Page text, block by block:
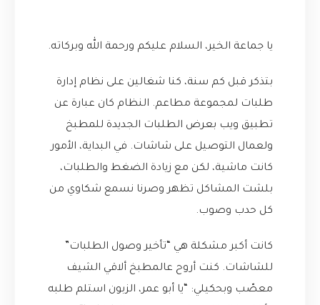
يا جماعة الخير، السلام عليكم ورحمة الله وبركاته.
بتذكر قبل كم سنة، كنا شغالين على نظام إدارة
طلبات لمجموعة مطاعم. النظام كان عبارة عن
تطبيق ويب بعرض الطلبات الجديدة للمطبخ
ولعمال التوصيل على شاشات. في البداية، الأمور
كانت ماشية، لكن مع زيادة الضغط والطلبات،
بلشت المشاكل تظهر وصرنا نسمع شكاوي من
كل حدب وصوب.
كانت أكبر مشكلة هي “تأخير وصول الطلبات”
للشاشات. كنت أروح عالمطبخ ألاقي الشيف
معصّب وبحكيلي: “يا أبو عمر، الزبون استلم طلبه